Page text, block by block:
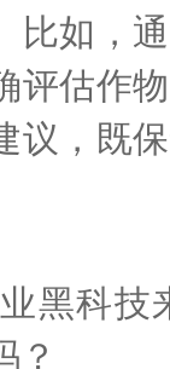
比如，
评估作
议，既